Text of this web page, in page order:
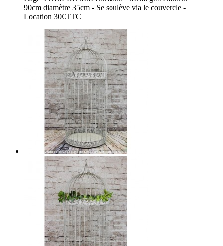
90cm diamètre 35cm - Se soulève via le couvercle -
Location 30€TTC